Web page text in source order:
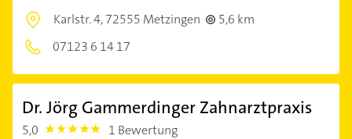
Karlstr. 4,72555 Metzingen
5,6 km
07123 6 14 17
Dr. Jörg Gammerdinger Zahnarztpraxis
5,0 5.0 1 Bewertung